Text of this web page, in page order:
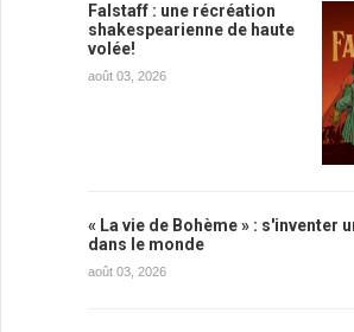
Falstaff : une récréation
shakespearienne de haute
volée!
août 03, 2026
« La vie de Bohème » : s'inventer
dans le monde
août 03, 2026